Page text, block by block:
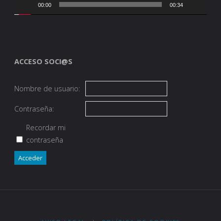
00:00 00:34
ACCESO SOCI@S
Nombre de usuario:
Contraseña:
Recordar mi
contraseña
Acceder